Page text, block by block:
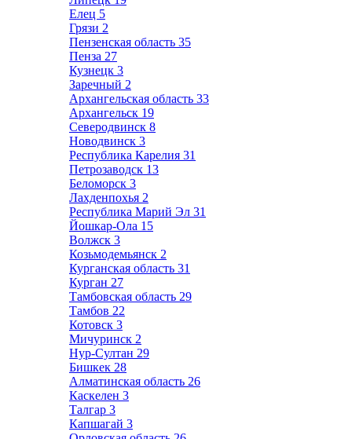
Елец 5
Грязи 2
Пензенская область 35
Пенза 27
Кузнецк 3
Заречный 2
Архангельская область 33
Архангельск 19
Северодвинск 8
Новодвинск 3
Республика Карелия 31
Петрозаводск 13
Беломорск 3
Лахденпохья 2
Республика Марий Эл 31
Йошкар-Ола 15
Волжск 3
Козьмодемьянск 2
Курганская область 31
Курган 27
Тамбовская область 29
Тамбов 22
Котовск 3
Мичуринск 2
Нур-Султан 29
Бишкек 28
Алматинская область 26
Каскелен 3
Талгар 3
Капшагай 3